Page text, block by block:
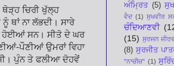
ਚਿਰੀ ਖੁੱਲ੍ਹ
ਥਾਂ ਨਾ ਲੱਭਦੀ। ਸਾਰੇ
ਹੋਈਆਂ ਸਨ। ਸੀਤੋ ਦੇ ਘਰ
ਪੌਣੀਆਂ ਉਮਰਾਂ ਵਿਹਾ
ਪੁੰਨ ਤੇ ਫਲੀਆ ਦੋਹਵੇਂ
ਅੰਮ੍ਰਿਤ (5)
ਵੈਦ (1) ਸੁਖਵੀਰ
ਚੰਦਿਆਣਵੀ
(15) ਸੁਰਜਨ
(8) ਸੁਰਜੀਤ
"ਨਾਚੀਜ਼" (1)